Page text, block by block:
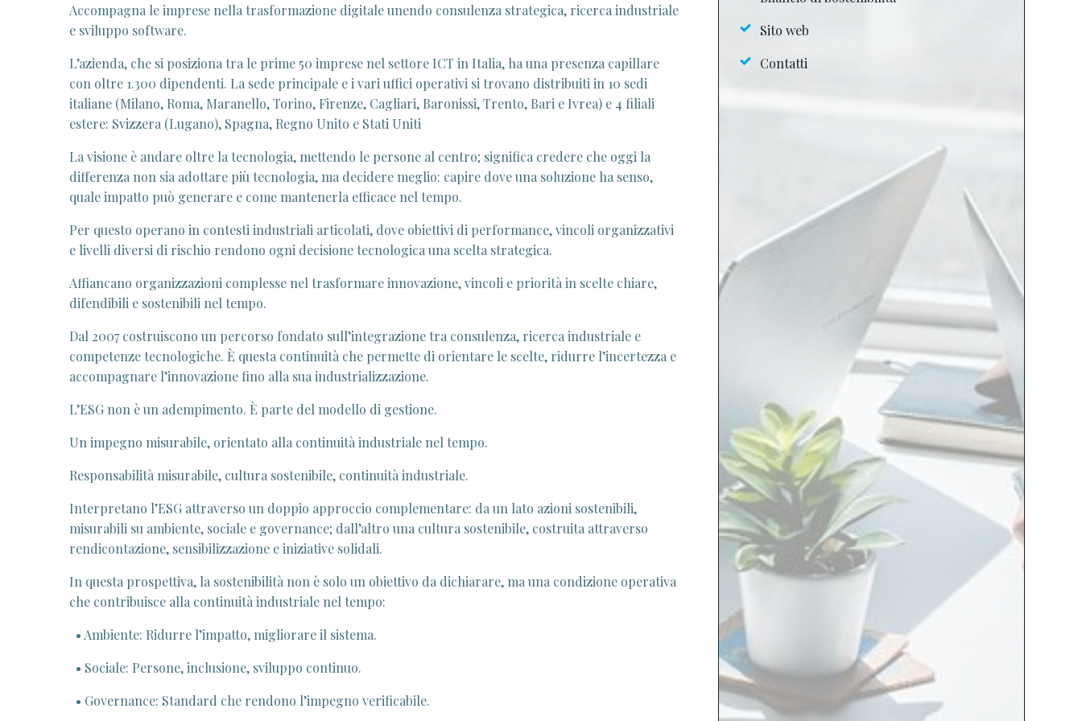
Accompagna le imprese nella trasformazione digitale unendo consulenza strategica, ricerca industriale
e sviluppo software.
L’azienda, che si posiziona tra le prime 50 imprese nel settore ICT in Italia, ha una presenza capillare
con oltre 1.300 dipendenti. La sede principale e i vari uffici operativi si trovano distribuiti in 10 sedi
italiane (Milano, Roma, Maranello, Torino, Firenze, Cagliari, Baronissi, Trento, Bari e Ivrea) e 4 filiali
estere: Svizzera (Lugano), Spagna, Regno Unito e Stati Uniti
La visione è andare oltre la tecnologia, mettendo le persone al centro; significa credere che oggi la
differenza non sia adottare più tecnologia, ma decidere meglio: capire dove una soluzione ha senso,
quale impatto può generare e come mantenerla efficace nel tempo.
Per questo operano in contesti industriali articolati, dove obiettivi di performance, vincoli organizzativi
e livelli diversi di rischio rendono ogni decisione tecnologica una scelta strategica.
Affiancano organizzazioni complesse nel trasformare innovazione, vincoli e priorità in scelte chiare,
difendibili e sostenibili nel tempo.
Dal 2007 costruiscono un percorso fondato sull’integrazione tra consulenza, ricerca industriale e
competenze tecnologiche. È questa continuità che permette di orientare le scelte, ridurre l’incertezza e
accompagnare l’innovazione fino alla sua industrializzazione.
L’ESG non è un adempimento. È parte del modello di gestione.
Un impegno misurabile, orientato alla continuità industriale nel tempo.
Responsabilità misurabile, cultura sostenibile, continuità industriale.
Interpretano l’ESG attraverso un doppio approccio complementare: da un lato azioni sostenibili,
misurabili su ambiente, sociale e governance; dall’altro una cultura sostenibile, costruita attraverso
rendicontazione, sensibilizzazione e iniziative solidali.
In questa prospettiva, la sostenibilità non è solo un obiettivo da dichiarare, ma una condizione operativa
che contribuisce alla continuità industriale nel tempo:
• Ambiente: Ridurre l’impatto, migliorare il sistema.
• Sociale: Persone, inclusione, sviluppo continuo.
• Governance: Standard che rendono l’impegno verificabile.
Sito web
Contatti